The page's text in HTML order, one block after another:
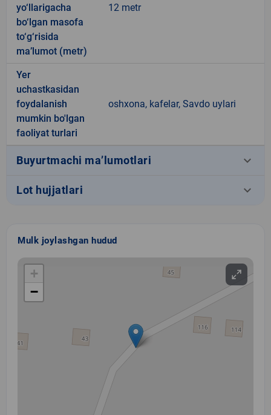
yo‘llarigacha
bo‘lgan masofa
to‘g‘risida
ma’lumot (metr)
12 metr
Yer
uchastkasidan
foydalanish
mumkin bo'lgan
faoliyat turlari
oshxona, kafelar, Savdo uylari
Buyurtmachi ma’lumotlari keyboard_arrow_down
Lot hujjatlari keyboard_arrow_down
Mulk joylashgan hudud
+
−